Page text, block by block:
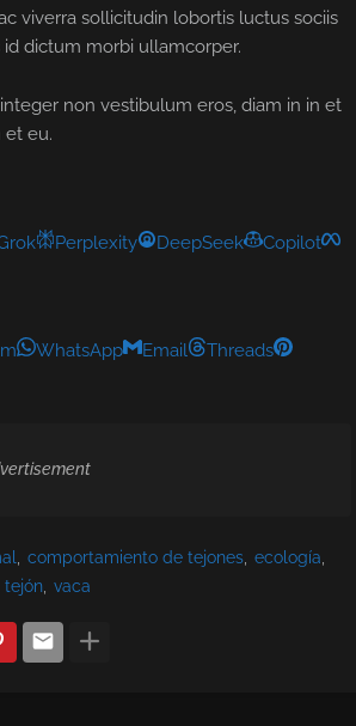
viverra sollicitudin lobortis luctus sociis
dictum morbi ullamcorper.
non vestibulum eros, diam in in et
et eu.
Perplexity DeepSeek
Copilot
WhatsApp Email
Threads
comportamiento de tejones ecología
tejón vaca